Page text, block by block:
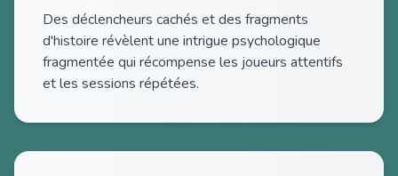
Des déclencheurs cachés et des fragments
d'histoire révèlent une intrigue psychologique
fragmentée qui récompense les joueurs attentifs
et les sessions répétées.